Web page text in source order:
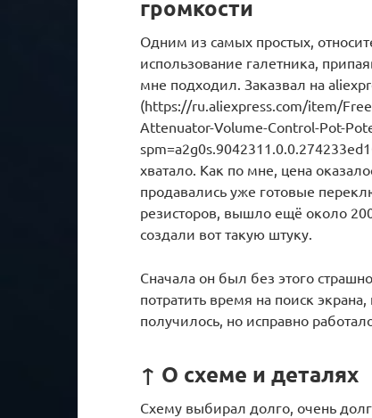
громкости
Одним из самых простых,
использование галетника,
мне подходил. Заказвал на
(https://ru.aliexpress.com/item/
Attenuator-Volume-Control-Pot-
хватало. Как по мне, цена
продавались уже готовые
резисторов, вышло ещё около
создали вот такую штуку.
Сначала он был без этого
потратить время на поиск
получилось, но исправно
↑ О схеме и деталях
Схему выбирал долго, очень